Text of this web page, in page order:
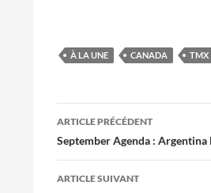
À LA UNE CANADA TMX
Navigation
des
articles
ARTICLE PRÉCÉDENT
September Agenda :
ARTICLE SUIVANT